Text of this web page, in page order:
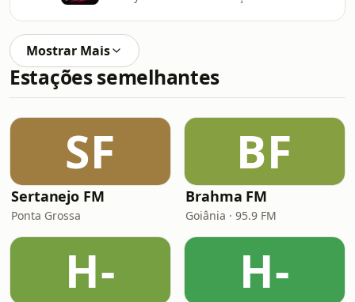
Mostrar Mais
Estações semelhantes
SF
Sertanejo FM
Ponta Grossa
BF
Brahma FM
Goiânia · 95.9 FM
H- H-